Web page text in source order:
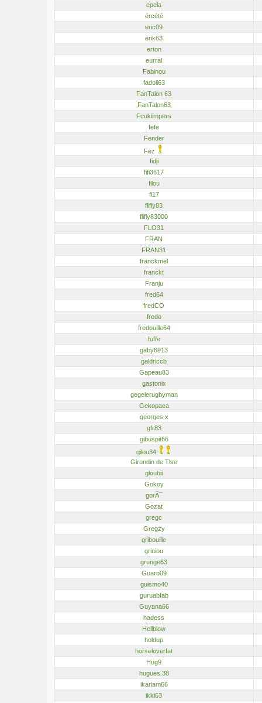
epela
ércété
eric09
erik63
erton
eurral
Fabinou
fadoli63
FanTalon 63
FanTalon63
Fcuklimpers
fefe
Fender
Fez
fidji
fifi3617
filou
fl17
flifly83
flifly83000
FLO31
FRAN
FRAN31
franckmel
franckt
Franju
fred64
fredCO
fredo
fredouille64
fuffe
gaby6913
galdriccb
Gapeau83
gastonix
gegelerugbyman
Gekopaca
georges x
gfr83
gibuspit66
gilou34
Girondin de Tlse
gloubii
Gokoy
gorÃ¯
Gozat
gregc
Gregzy
gribouille
griniou
grunge63
Guaro09
guismo40
guruabfab
Guyana66
hadess
Hellblow
holdup
horseloverfat
Hug9
hugues.38
ikariam66
ikki63